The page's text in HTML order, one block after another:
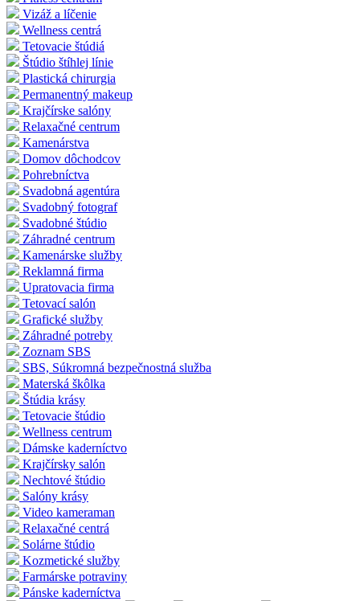
Vizáž a líčenie
Wellness centrá
Tetovacie štúdiá
Štúdio štíhlej línie
Plastická chirurgia
Permanentný makeup
Krajčírske salóny
Relaxačné centrum
Kamenárstva
Domov dôchodcov
Pohrebníctva
Svadobná agentúra
Svadobný fotograf
Svadobné štúdio
Záhradné centrum
Kamenárske služby
Reklamná firma
Upratovacia firma
Tetovací salón
Grafické služby
Záhradné potreby
Zoznam SBS
SBS, Súkromná bezpečnostná služba
Materská škôlka
Štúdia krásy
Tetovacie štúdio
Wellness centrum
Dámske kaderníctvo
Krajčírsky salón
Nechtové štúdio
Salóny krásy
Video kameraman
Relaxačné centrá
Solárne štúdio
Kozmetické služby
Farmárske potraviny
Pánske kaderníctva